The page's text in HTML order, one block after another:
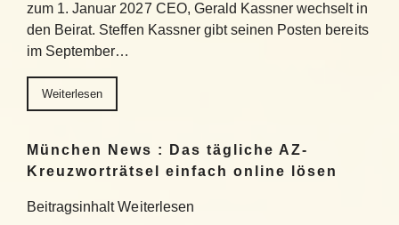
zum 1. Januar 2027 CEO, Gerald Kassner wechselt in
den Beirat. Steffen Kassner gibt seinen Posten bereits
im September…
Weiterlesen
München News : Das tägliche AZ-
Kreuzworträtsel einfach online lösen
Beitragsinhalt Weiterlesen